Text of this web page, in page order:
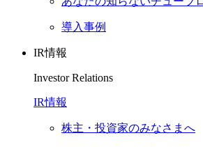
導入事例
IR情報
Investor Relations
IR情報
株主・投資家のみなさまへ